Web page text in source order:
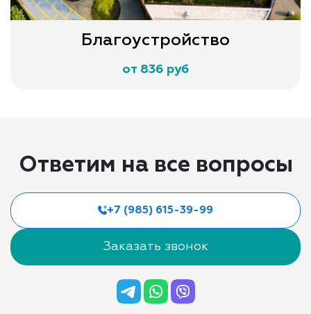
Благоустройство
от 836 руб
Ответим на все вопросы
+7 (985) 615-39-99
Заказать звонок